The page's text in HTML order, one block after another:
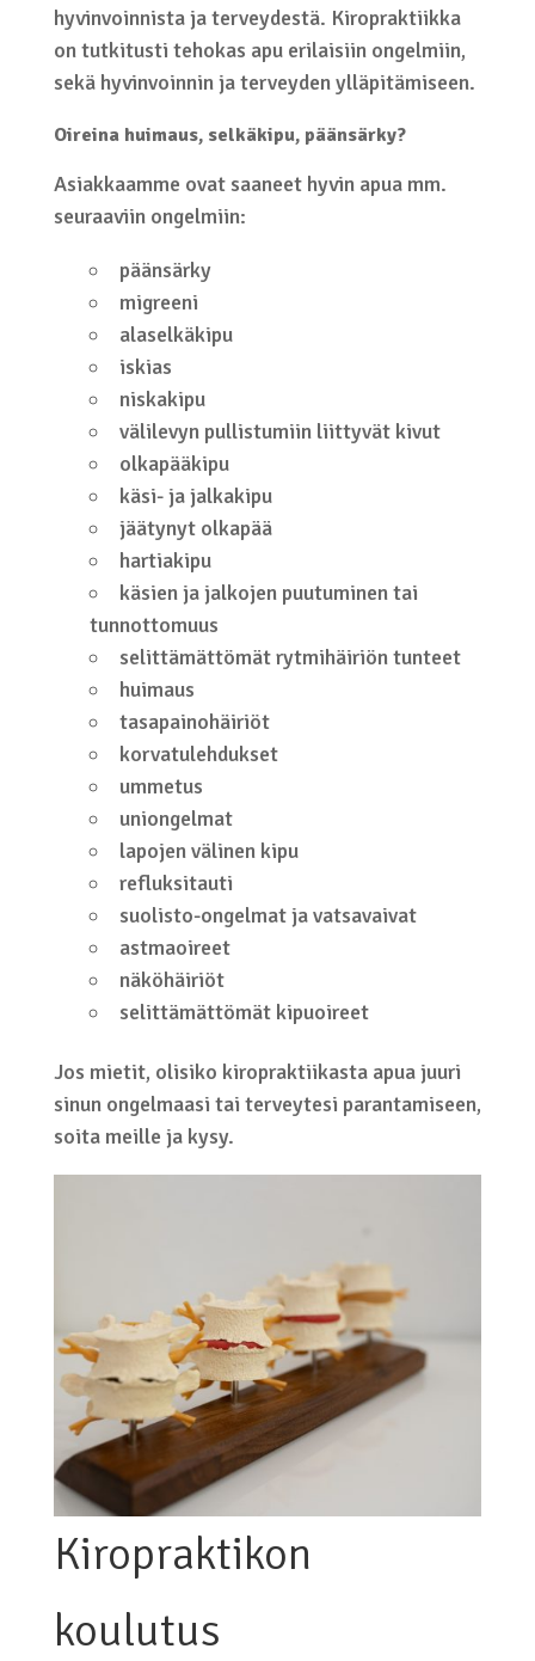
hyvinvoinnista ja terveydestä. Kiropraktiikka
on tutkitusti tehokas apu erilaisiin ongelmiin,
sekä hyvinvoinnin ja terveyden ylläpitämiseen.
Oireina huimaus, selkäkipu, päänsärky?
Asiakkaamme ovat saaneet hyvin apua mm.
seuraaviin ongelmiin:
päänsärky
migreeni
alaselkäkipu
iskias
niskakipu
välilevyn pullistumiin liittyvät kivut
olkapääkipu
käsi- ja jalkakipu
jäätynyt olkapää
hartiakipu
käsien ja jalkojen puutuminen tai
tunnottomuus
selittämättömät rytmihäiriön tunteet
huimaus
tasapainohäiriöt
korvatulehdukset
ummetus
uniongelmat
lapojen välinen kipu
refluksitauti
suolisto-ongelmat ja vatsavaivat
astmaoireet
näköhäiriöt
selittämättömät kipuoireet
Jos mietit, olisiko kiropraktiikasta apua juuri
sinun ongelmaasi tai terveytesi parantamiseen,
soita meille ja kysy.
Kiropraktikon
koulutus